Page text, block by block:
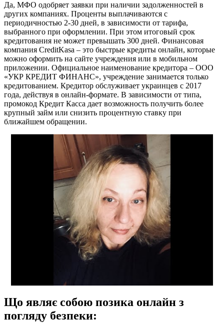
Да, МФО одобряет заявки при наличии задолженностей в
других компаниях. Проценты выплачиваются с
периодичностью 2-30 дней, в зависимости от тарифа,
выбранного при оформлении. При этом итоговый срок
кредитования не может превышать 300 дней. Финансовая
компания CreditKasa – это быстрые кредиты онлайн, которые
можно оформить на сайте учреждения или в мобильном
приложении. Официальное наименование кредитора – ООО
«УКР КРЕДИТ ФИНАНС», учреждение занимается только
кредитованием. Кредитор обслуживает украинцев с 2017
года, действуя в онлайн-формате. В зависимости от типа,
промокод Кредит Касса дает возможность получить более
крупный займ или снизить процентную ставку при
ближайшем обращении.
Що являє собою позика онлайн з
погляду безпеки: